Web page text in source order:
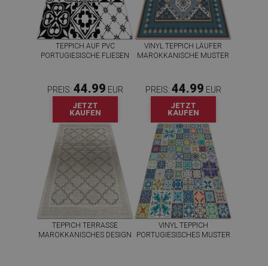
TEPPICH AUF PVC
PORTUGIESISCHE FLIESEN
PREIS: 44.99 EUR
JETZT
KAUFEN
VINYL TEPPICH LÄUFER
MAROKKANISCHE MUSTER
PREIS: 44.99 EUR
JETZT
KAUFEN
TEPPICH TERRASSE
MAROKKANISCHES DESIGN
VINYL TEPPICH
PORTUGIESISCHES MUSTER